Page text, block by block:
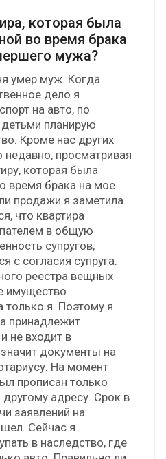
которая была
во время брака
мужа?
умер муж. Когда
дело я
на авто, по
планирую
Кроме нас других
недавно, просматривая
которая была
время брака на мое
продажи я заметила
что квартира
в общую
супругов,
с согласия супруга.
реестра вещных
имущество
только я. Поэтому я
принадлежит
не входит в
документы на
На момент
прописан только
адресу. Срок в
заявлений на
Сейчас я
в наследство, где